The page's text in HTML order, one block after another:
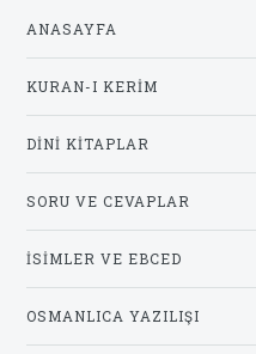
ANASAYFA
KURAN-I KERIM
DINI KITAPLAR
SORU VE CEVAPLAR
İSIMLER VE EBCED
OSMANLICA YAZILIŞI